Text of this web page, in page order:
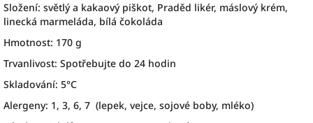
Složení: světlý a kakaový piškot, Praděd likér, máslový krém,
linecká marmeláda, bílá čokoláda
Hmotnost: 170 g
Trvanlivost: Spotřebujte do 24 hodin
Skladování: 5°C
Alergeny: 1, 3, 6, 7 (lepek, vejce, sojové boby, mléko)